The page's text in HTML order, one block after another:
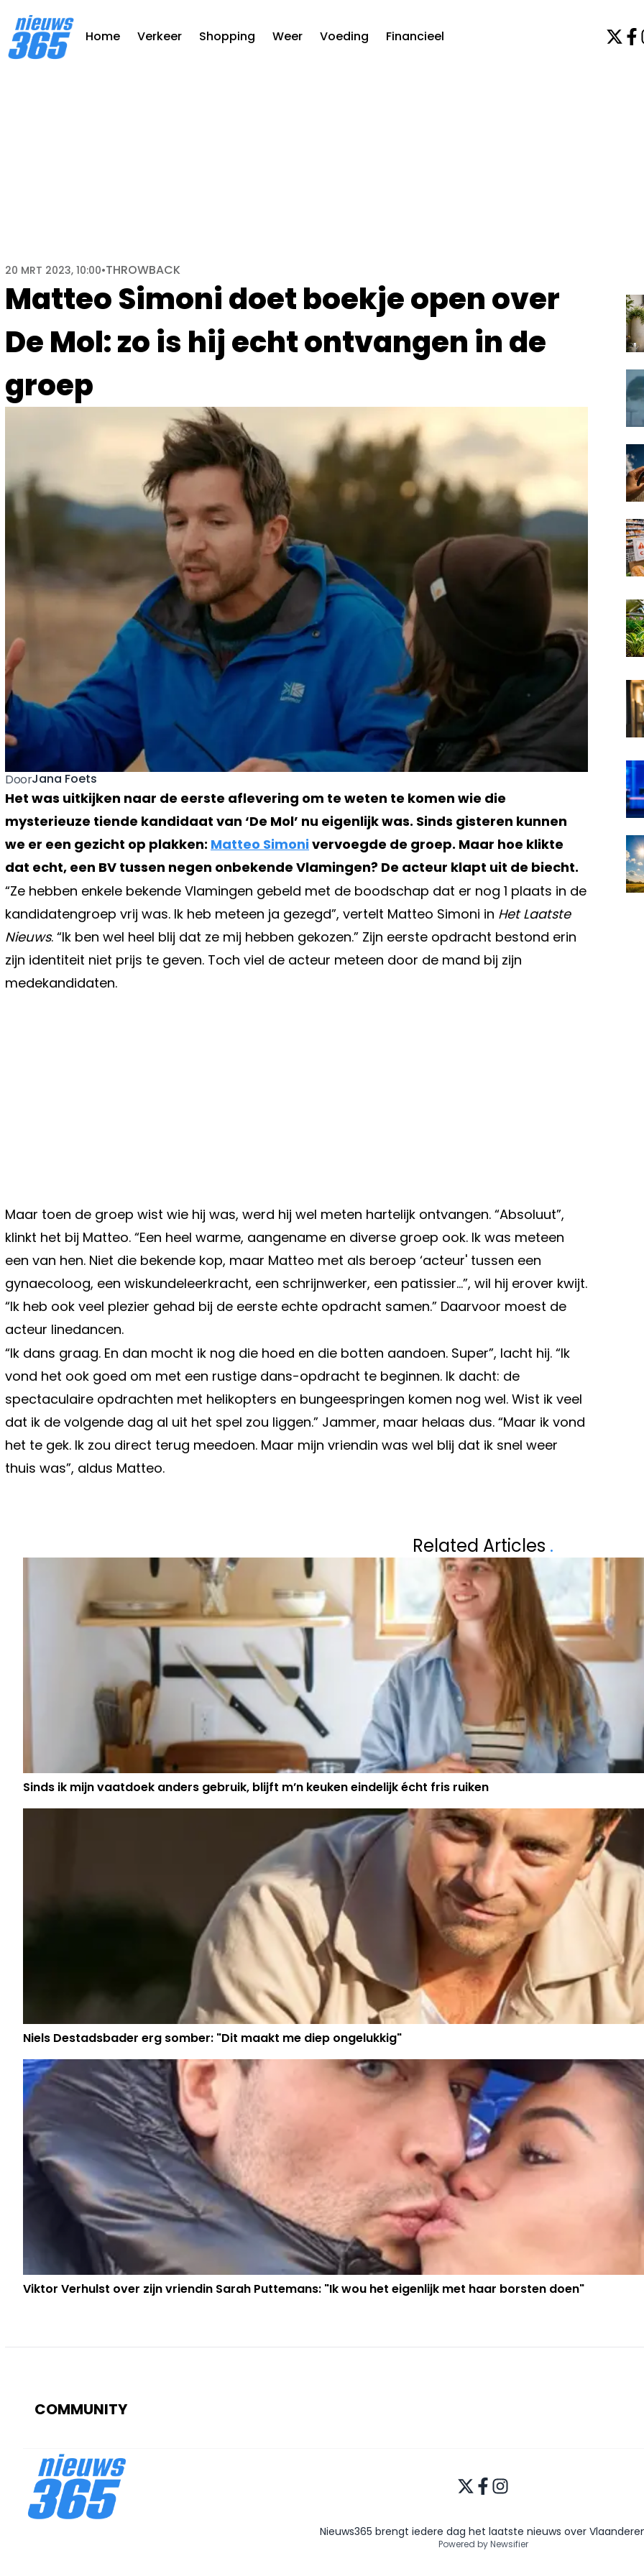
Home Verkeer Shopping Weer Voeding Financieel
Matteo Simoni doet boekje open over
De Mol: zo is hij echt ontvangen in de
groep
20 MRT 2023, 10:00•THROWBACK
DoorJana Foets
Het was uitkijken naar de eerste aflevering om te weten te komen wie die
mysterieuze tiende kandidaat van ‘De Mol’ nu eigenlijk was. Sinds gisteren kunnen
we er een gezicht op plakken: Matteo Simonivervoegde de groep. Maar hoe klikte
dat echt, een BV tussen negen onbekende Vlamingen? De acteur klapt uit de biecht.
“Ze hebben enkele bekende Vlamingen gebeld met de boodschap dat er nog 1 plaats in de
kandidatengroep vrij was. Ik heb meteen ja gezegd”, vertelt Matteo Simoni in Het Laatste
Nieuws. “Ik ben wel heel blij dat ze mij hebben gekozen.” Zijn eerste opdracht bestond erin
zijn identiteit niet prijs te geven. Toch viel de acteur meteen door de mand bij zijn
medekandidaten.
Maar toen de groep wist wie hij was, werd hij wel meten hartelijk ontvangen. “Absoluut”,
klinkt het bij Matteo. “Een heel warme, aangename en diverse groep ook. Ik was meteen
een van hen. Niet die bekende kop, maar Matteo met als beroep ‘acteur' tussen een
gynaecoloog, een wiskundeleerkracht, een schrijnwerker, een patissier...”, wil hij erover kwijt.
“Ik heb ook veel plezier gehad bij de eerste echte opdracht samen.” Daarvoor moest de
acteur linedancen.
“Ik dans graag. En dan mocht ik nog die hoed en die botten aandoen. Super”, lacht hij. “Ik
vond het ook goed om met een rustige dans-opdracht te beginnen. Ik dacht: de
spectaculaire opdrachten met helikopters en bungeespringen komen nog wel. Wist ik veel
dat ik de volgende dag al uit het spel zou liggen.” Jammer, maar helaas dus. “Maar ik vond
het te gek. Ik zou direct terug meedoen. Maar mijn vriendin was wel blij dat ik snel weer
thuis was”, aldus Matteo.
ZORGEN OVER HAAR DOCHTERTJE BOBBI-LOUA
BARBARA
Related Articles .
Sinds ik mijn vaatdoek anders gebruik, blijft m’n keuken eindelijk écht fris ruiken
Niels Destadsbader erg somber: "Dit maakt me diep ongelukkig"
Viktor Verhulst over zijn vriendin Sarah Puttemans: "Ik wou het eigenlijk met haar borsten doen"
COMMUNITY
Nieuws365 brengt iedere dag het laatste nieuws over
Powered by Newsifier